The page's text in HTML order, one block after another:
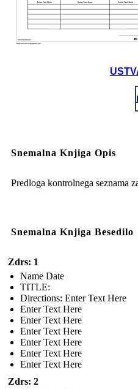
Snemalna Knjiga Opis
Predloga kontrolnega seznama
Snemalna Knjiga Besedilo
Zdrs: 1
Name Date
TITLE :
Directions: Enter Text Here
Enter Text Here
Enter Text Here
Enter Text Here
Enter Text Here
Enter Text Here
Enter Text Here
Zdrs: 2